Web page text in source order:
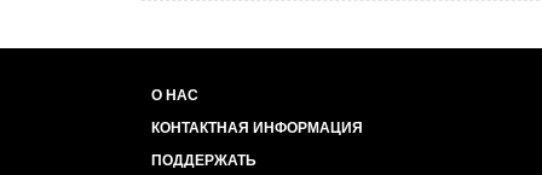
О НАС
КОНТАКТНАЯ ИНФОРМАЦИЯ
ПОДДЕРЖАТЬ